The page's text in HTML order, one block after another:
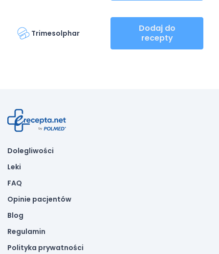
Trimesolphar
Dodaj do
recepty
Dolegliwości
Leki
FAQ
Opinie pacjentów
Blog
Regulamin
Polityka prywatności